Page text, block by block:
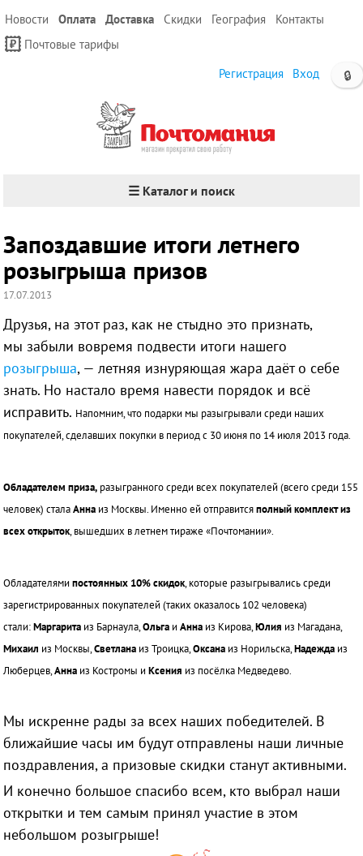
Новости Оплата Доставка Скидки География
Контакты
Почтовые тарифы
🔒
Регистрация Вход
☰ Каталог и поиск
Запоздавшие итоги летнего
розыгрыша призов
17.07.2013
Друзья, на этот раз, как не стыдно это признать,
мызабыли вовремя подвести итоги нашего
розыгрыша, — летняя изнуряющая жара даёт о себе
знать. Но настало время навести порядок и всё
исправить. Напомним, что подарки мы разыгрывали среди наших
покупателей, сделавших покупки в период с 30 июня по 14 июля 2013 года.
Обладателемприза, разыгранного среди всех покупателей (всего среди 155
человек) сталаАнна из Москвы. Именно ей отправитсяполный комплект из
всех открыток, вышедших в летнемтираже «Почтомании».
Обладателямипостоянных 10% скидок, которые разыгрывались среди
зарегистрированных покупателей (таких оказалось 102 человека)
стали:Маргарита из Барнаула,Ольга иАнна из Кирова,Юлия из Магадана,
Михаил из Москвы,Светлана из Троицка,Оксана из Норильска,Надежда из
Люберцев,Анна из Костромы иКсения из посёлка Медведево.
Мы искренне рады за всех наших победителей. В
ближайшие часы им будут отправлены наши личные
поздравления, а призовые скидки станут активными.
И конечно большое спасибо всем, кто выбрал наши
открытки и тем самым принял участие в этом
небольшом розыгрыше!